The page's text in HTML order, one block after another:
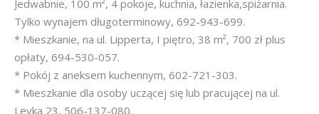
Jedwabnie, 100 m², 4 pokoje, kuchnia, łazienka,spiżarnia.
Tylko wynajem długoterminowy, 692-943-699.
* Mieszkanie, na ul. Lipperta, I piętro, 38 m², 700 zł plus
opłaty, 694-530-057.
* Pokój z aneksem kuchennym, 602-721-303.
* Mieszkanie dla osoby uczącej się lub pracującej na ul.
Leyka 23, 506-137-080.